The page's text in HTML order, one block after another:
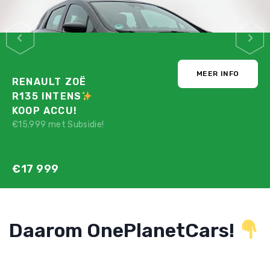
RENAULT ZOË
R135 INTENS
KOOP ACCU!
€15.999 met Subsidie!
€17 999
MEER INFO
Daarom OnePlanetCars!